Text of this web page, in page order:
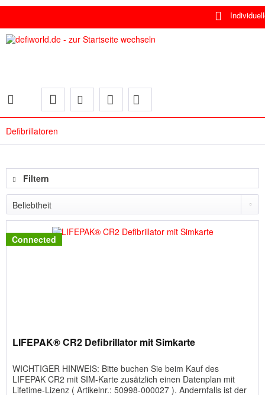
Individuelle Lösungen
Defibrillatoren
Filtern
Connected
LIFEPAK® CR2 Defibrillator mit Simkarte
WICHTIGER HINWEIS: Bitte buchen Sie beim Kauf des
LIFEPAK CR2 mit SIM-Karte zusätzlich einen Datenplan mit
Lifetime-Lizenz ( Artikelnr.: 50998-000027 ). Andernfalls ist der